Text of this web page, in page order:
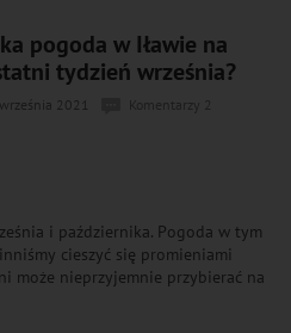
pogoda w Iławie na
tydzień września?
2021
i października. Pogoda w tym
cieszyć się promieniami
może nieprzyjemnie przybierać na